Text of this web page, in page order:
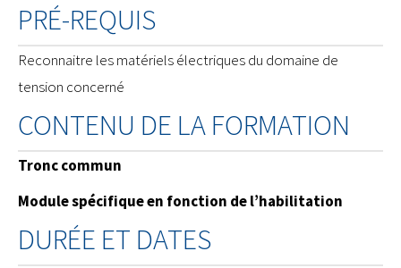
PRÉ-REQUIS
Reconnaitre les matériels électriques du domaine de
tension concerné
CONTENU DE LA FORMATION
Tronc commun
Module spécifique en fonction de l’habilitation
DURÉE ET DATES